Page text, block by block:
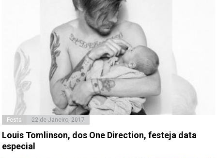
Festa 22 de Janeiro, 2017
Louis Tomlinson, dos One Direction, festeja data
especial